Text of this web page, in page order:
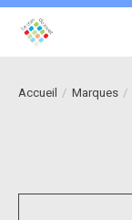
Accueil / Marques /